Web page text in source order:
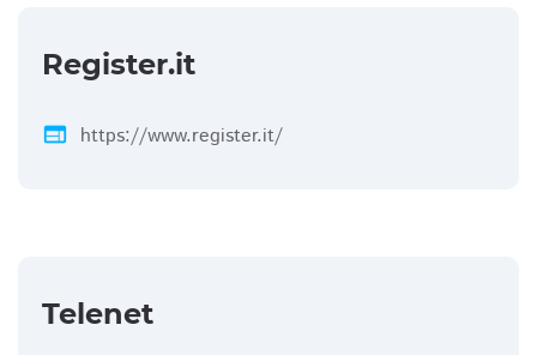
Register.it
web https://www.register.it/
Telenet